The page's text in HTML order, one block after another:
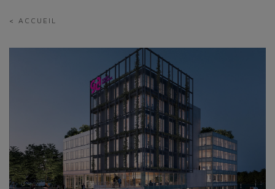
< ACCUEIL